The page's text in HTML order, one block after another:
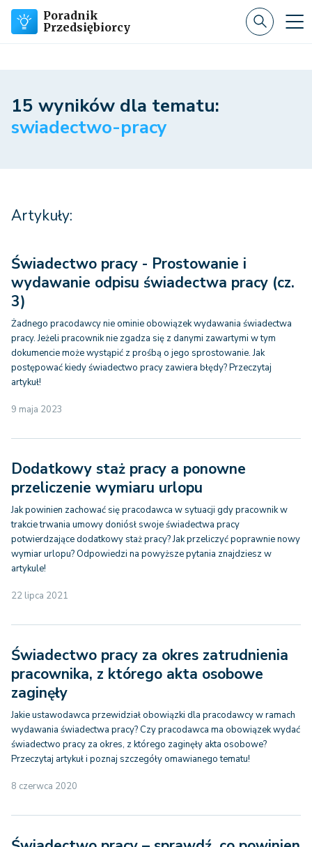
Poradnik
Przedsiębiorcy
15 wyników dla tematu:
swiadectwo-pracy
Artykuły:
Świadectwo pracy - Prostowanie i
wydawanie odpisu świadectwa pracy (cz.
3)
Żadnego pracodawcy nie ominie obowiązek wydawania świadectwa
pracy. Jeżeli pracownik nie zgadza się z danymi zawartymi w tym
dokumencie może wystąpić z prośbą o jego sprostowanie. Jak
postępować kiedy świadectwo pracy zawiera błędy? Przeczytaj
artykuł!
9 maja 2023
Dodatkowy staż pracy a ponowne
przeliczenie wymiaru urlopu
Jak powinien zachować się pracodawca w sytuacji gdy pracownik w
trakcie trwania umowy doniósł swoje świadectwa pracy
potwierdzające dodatkowy staż pracy? Jak przeliczyć poprawnie nowy
wymiar urlopu? Odpowiedzi na powyższe pytania znajdziesz w
artykule!
22 lipca 2021
Świadectwo pracy za okres zatrudnienia
pracownika, z którego akta osobowe
zaginęły
Jakie ustawodawca przewidział obowiązki dla pracodawcy w ramach
wydawania świadectwa pracy? Czy pracodawca ma obowiązek wydać
świadectwo pracy za okres, z którego zaginęły akta osobowe?
Przeczytaj artykuł i poznaj szczegóły omawianego tematu!
8 czerwca 2020